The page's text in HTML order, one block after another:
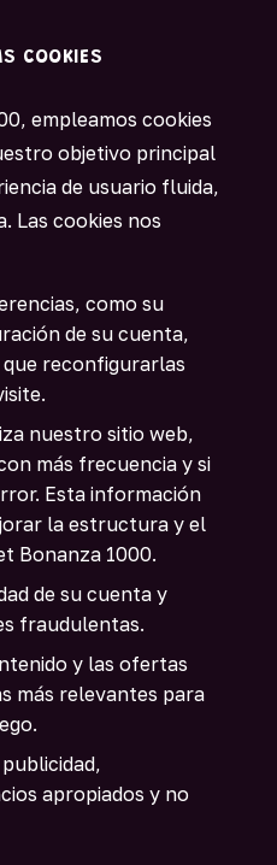
COOKIES
empleamos cookies
objetivo principal
de usuario fluida,
Las cookies nos
como su
de su cuenta,
reconfigurarlas
nuestro sitio web,
más frecuencia y si
Esta información
la estructura y el
Bonanza 1000.
de su cuenta y
fraudulentas.
y las ofertas
más relevantes para
apropiados y no